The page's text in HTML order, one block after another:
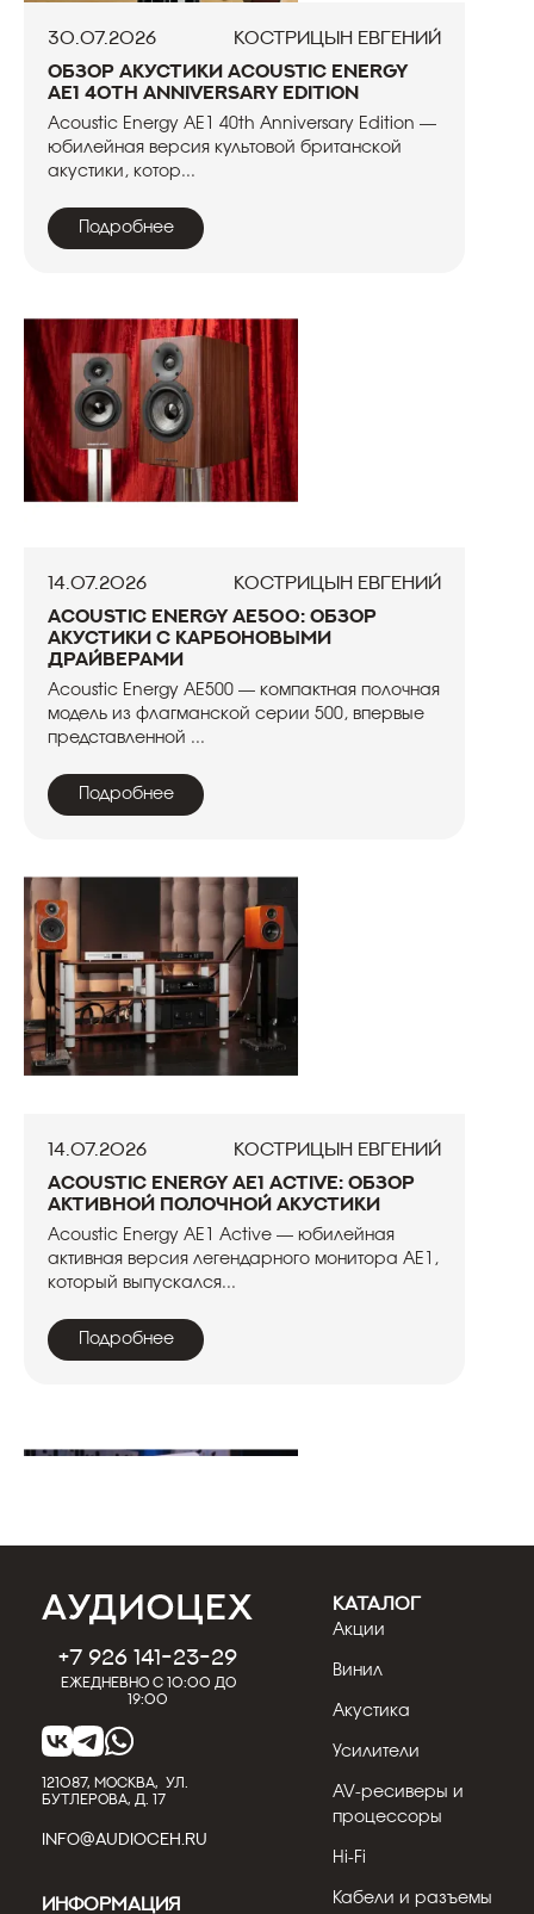
30.07.2026
Кострицын Евгений
Обзор акустики Acoustic Energy
AE1 40th Anniversary Edition
Acoustic Energy AE1 40th Anniversary Edition —
юбилейная версия культовой британской
акустики, котор...
Подробнее
14.07.2026
Кострицын Евгений
Acoustic Energy AE500: обзор
акустики с карбоновыми
драйверами
Acoustic Energy AE500 — компактная полочная
модель из флагманской серии 500, впервые
представленной ...
Подробнее
14.07.2026
Кострицын Евгений
Acoustic Energy AE1 Active: обзор
активной полочной акустики
Acoustic Energy AE1 Active — юбилейная
активная версия легендарного монитора AE1,
который выпускался...
Подробнее
14.07.2026
Acoustic Energy AE300²: обзор
полочной акустики с технологией
Acoustic Energy AE300² — полочная модель
обновлённой линейки 300², представленной
компанией в 2025 г...
Подробнее
+7 926 141-23-29
Ежедневно с 10:00 до
19:00
121087, МОСКВА, УЛ.
БУТЛЕРОВА, Д. 17
INFO@AUDIOCEH.RU
КАТАЛОГ
Акции
Винил
Акустика
Усилители
AV-ресиверы и
процессоры
Hi-Fi
Кабели и разъемы
Информация